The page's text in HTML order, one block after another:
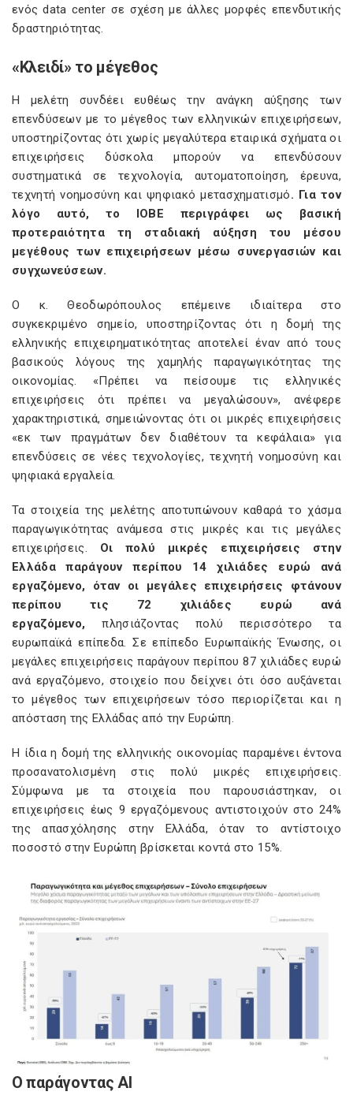
ενός data center σε σχέση με άλλες μορφές επενδυτικής
δραστηριότητας.
«Κλειδί» το μέγεθος
Η μελέτη συνδέει ευθέως την ανάγκη αύξησης των
επενδύσεων με το μέγεθος των ελληνικών επιχειρήσεων,
υποστηρίζοντας ότι χωρίς μεγαλύτερα εταιρικά σχήματα οι
επιχειρήσεις δύσκολα μπορούν να επενδύσουν
συστηματικά σε τεχνολογία, αυτοματοποίηση, έρευνα,
τεχνητή νοημοσύνη και ψηφιακό μετασχηματισμό. Για τον
λόγο αυτό, το ΙΟΒΕ περιγράφει ως βασική
προτεραιότητα τη σταδιακή αύξηση του μέσου
μεγέθους των επιχειρήσεων μέσω συνεργασιών και
συγχωνεύσεων.
Ο κ. Θεοδωρόπουλος επέμεινε ιδιαίτερα στο
συγκεκριμένο σημείο, υποστηρίζοντας ότι η δομή της
ελληνικής επιχειρηματικότητας αποτελεί έναν από τους
βασικούς λόγους της χαμηλής παραγωγικότητας της
οικονομίας. «Πρέπει να πείσουμε τις ελληνικές
επιχειρήσεις ότι πρέπει να μεγαλώσουν», ανέφερε
χαρακτηριστικά, σημειώνοντας ότι οι μικρές επιχειρήσεις
«εκ των πραγμάτων δεν διαθέτουν τα κεφάλαια» για
επενδύσεις σε νέες τεχνολογίες, τεχνητή νοημοσύνη και
ψηφιακά εργαλεία.
Τα στοιχεία της μελέτης αποτυπώνουν καθαρά το χάσμα
παραγωγικότητας ανάμεσα στις μικρές και τις μεγάλες
επιχειρήσεις. Οι πολύ μικρές επιχειρήσεις στην
Ελλάδα παράγουν περίπου 14 χιλιάδες ευρώ ανά
εργαζόμενο, όταν οι μεγάλες επιχειρήσεις φτάνουν
περίπου τις 72 χιλιάδες ευρώ ανά
εργαζόμενο, πλησιάζοντας πολύ περισσότερο τα
ευρωπαϊκά επίπεδα. Σε επίπεδο Ευρωπαϊκής Ένωσης, οι
μεγάλες επιχειρήσεις παράγουν περίπου 87 χιλιάδες ευρώ
ανά εργαζόμενο, στοιχείο που δείχνει ότι όσο αυξάνεται
το μέγεθος των επιχειρήσεων τόσο περιορίζεται και η
απόσταση της Ελλάδας από την Ευρώπη.
Η ίδια η δομή της ελληνικής οικονομίας παραμένει έντονα
προσανατολισμένη στις πολύ μικρές επιχειρήσεις.
Σύμφωνα με τα στοιχεία που παρουσιάστηκαν, οι
επιχειρήσεις έως 9 εργαζόμενους αντιστοιχούν στο 24%
της απασχόλησης στην Ελλάδα, όταν το αντίστοιχο
ποσοστό στην Ευρώπη βρίσκεται κοντά στο 15%.
Ο παράγοντας ΑΙ